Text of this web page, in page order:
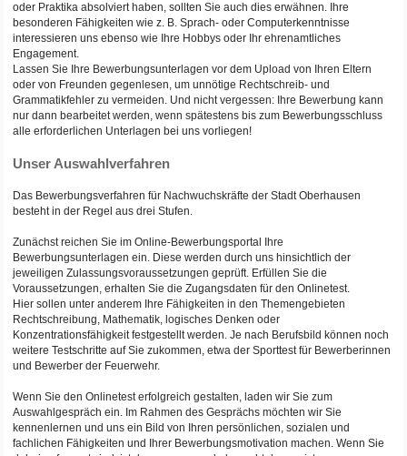
oder Praktika absolviert haben, sollten Sie auch dies erwähnen. Ihre
besonderen Fähigkeiten wie z. B. Sprach- oder Computerkenntnisse
interessieren uns ebenso wie Ihre Hobbys oder Ihr ehrenamtliches
Engagement.
Lassen Sie Ihre Bewerbungsunterlagen vor dem Upload von Ihren Eltern
oder von Freunden gegenlesen, um unnötige Rechtschreib- und
Grammatikfehler zu vermeiden. Und nicht vergessen: Ihre Bewerbung kann
nur dann bearbeitet werden, wenn spätestens bis zum Bewerbungsschluss
alle erforderlichen Unterlagen bei uns vorliegen!
Unser Auswahlverfahren
Das Bewerbungsverfahren für Nachwuchskräfte der Stadt Oberhausen
besteht in der Regel aus drei Stufen.
Zunächst reichen Sie im Online-Bewerbungsportal Ihre
Bewerbungsunterlagen ein. Diese werden durch uns hinsichtlich der
jeweiligen Zulassungsvoraussetzungen geprüft. Erfüllen Sie die
Voraussetzungen, erhalten Sie die Zugangsdaten für den Onlinetest.
Hier sollen unter anderem Ihre Fähigkeiten in den Themengebieten
Rechtschreibung, Mathematik, logisches Denken oder
Konzentrationsfähigkeit festgestellt werden. Je nach Berufsbild können noch
weitere Testschritte auf Sie zukommen, etwa der Sporttest für Bewerberinnen
und Bewerber der Feuerwehr.
Wenn Sie den Onlinetest erfolgreich gestalten, laden wir Sie zum
Auswahlgespräch ein. Im Rahmen des Gesprächs möchten wir Sie
kennenlernen und uns ein Bild von Ihren persönlichen, sozialen und
fachlichen Fähigkeiten und Ihrer Bewerbungsmotivation machen. Wenn Sie